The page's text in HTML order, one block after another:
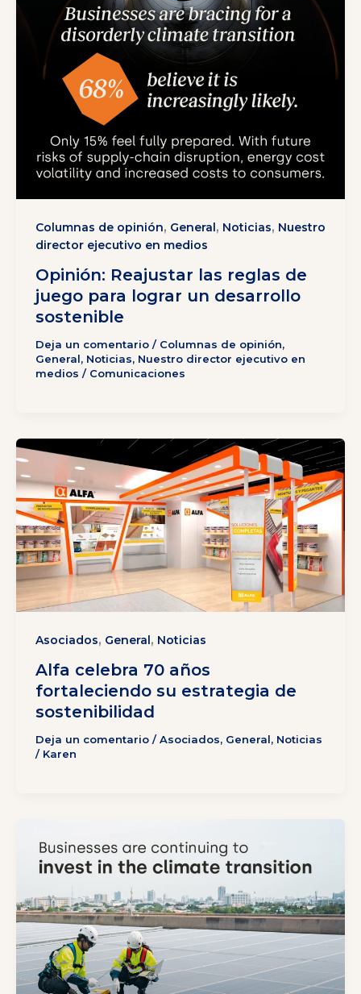
Columnas de opinión, General, Noticias, Nuestro
director ejecutivo en medios
Opinión: Reajustar las reglas de
juego para lograr un desarrollo
sostenible
Deja un comentario / Columnas de opinión,
General, Noticias, Nuestro director ejecutivo en
medios / Comunicaciones
Asociados, General, Noticias
Alfa celebra 70 años
fortaleciendo su estrategia de
sostenibilidad
Deja un comentario /Asociados, General, Noticias
/ Karen